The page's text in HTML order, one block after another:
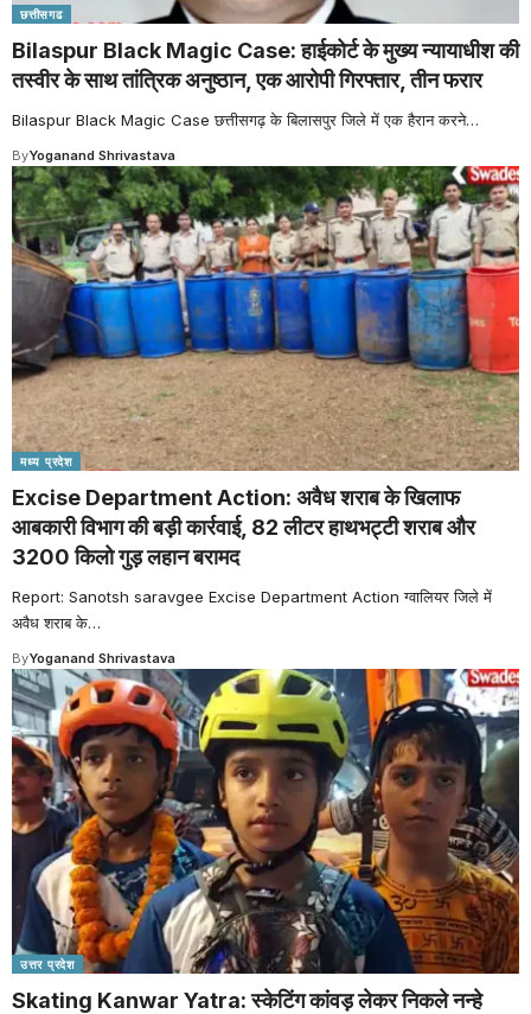
छत्तीसगढ
Bilaspur Black Magic Case: हाईकोर्ट के मुख्य न्यायाधीश की
तस्वीर के साथ तांत्रिक अनुष्ठान, एक आरोपी गिरफ्तार, तीन फरार
Bilaspur Black Magic Case छत्तीसगढ़ के बिलासपुर जिले में एक हैरान करने…
ByYoganand Shrivastava
मध्य प्रदेश
Excise Department Action: अवैध शराब के खिलाफ
आबकारी विभाग की बड़ी कार्रवाई, 82 लीटर हाथभट्टी शराब और
3200 किलो गुड़ लहान बरामद
Report: Sanotsh saravgee Excise Department Action ग्वालियर जिले में
अवैध शराब के…
ByYoganand Shrivastava
उत्तर प्रदेश
Skating Kanwar Yatra: स्केटिंग कांवड़ लेकर निकले नन्हे